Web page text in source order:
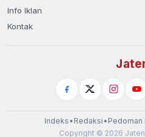
Info Iklan
Kontak
Indeks • Redaksi • Pedoman
Copyright © 2026